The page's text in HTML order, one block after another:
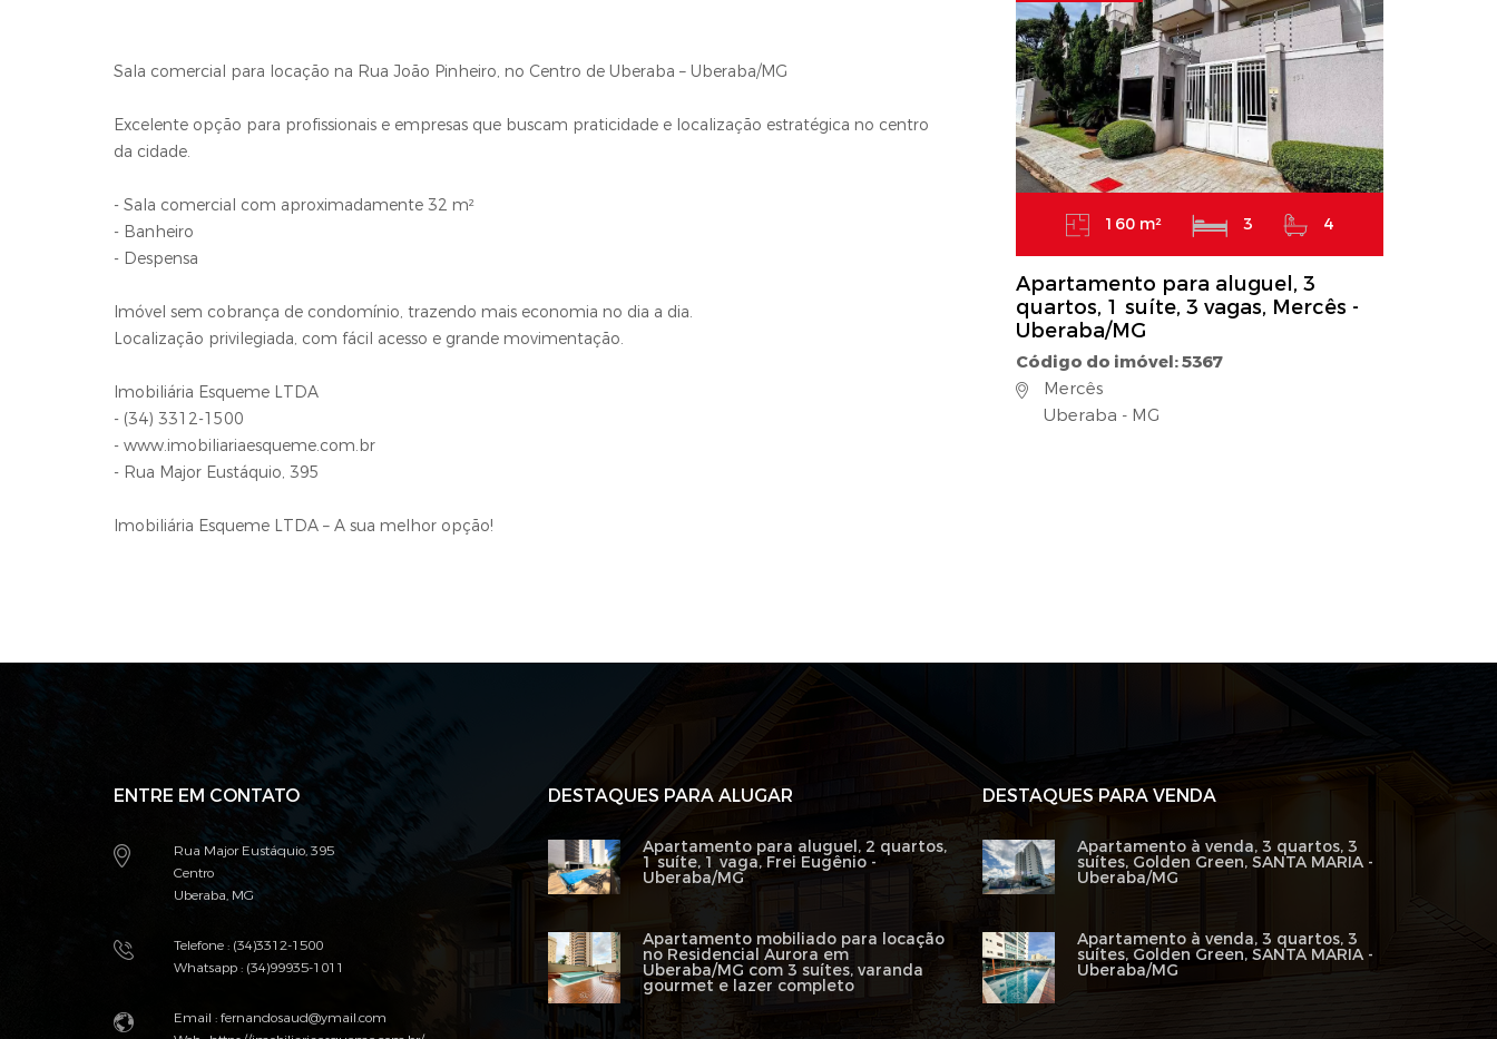
Sala comercial para locação na Rua João Pinheiro, no Centro de Uberaba – Uberaba/MG
Excelente opção para profissionais e empresas que buscam praticidade e localização estratégica no centro
da cidade.
- Sala comercial com aproximadamente 32 m²
- Banheiro
- Despensa
Imóvel sem cobrança de condomínio, trazendo mais economia no dia a dia.
Localização privilegiada, com fácil acesso e grande movimentação.
Imobiliária Esqueme LTDA
- (34) 3312-1500
- www.imobiliariaesqueme.com.br
- Rua Major Eustáquio, 395
Imobiliária Esqueme LTDA – A sua melhor opção!
160 m² 3 4
Apartamento para aluguel, 3
quartos, 1 suíte, 3 vagas, Mercês -
Uberaba/MG
Código do imóvel: 5367
Mercês
Uberaba - MG
ENTRE EM CONTATO
Rua Major Eustáquio, 395
Centro
Uberaba, MG
Telefone : (34)3312-1500
Whatsapp : (34)99935-1011
Email :fernandosaud@ymail.com
DESTAQUES PARA ALUGAR
Apartamento para aluguel, 2 quartos,
1 suíte, 1 vaga, Frei Eugênio -
Uberaba/MG
Apartamento mobiliado para locação
no Residencial Aurora em
Uberaba/MG com 3 suítes, varanda
gourmet e lazer completo
DESTAQUES PARA VENDA
Apartamento à venda, 3 quartos, 3
suítes, Golden Green, SANTA MARIA -
Uberaba/MG
Apartamento à venda, 3 quartos, 3
suítes, Golden Green, SANTA MARIA -
Uberaba/MG